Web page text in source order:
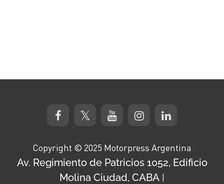
Copyright © 2025 Motorpress Argentina
Av. Regimiento de Patricios 1052, Edificio
Molina Ciudad, CABA |